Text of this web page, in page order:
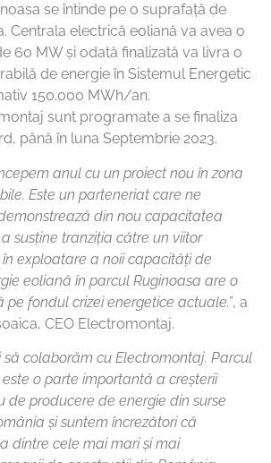
se întinde pe o suprafață de
Centrala electrică eoliană va avea o
60 MW și odată finalizată va livra o
de energie în Sistemul Energetic
150.000 MWh/an.
sunt programate a se finaliza
până în luna Septembrie 2023.
anul cu un proiect nou în zona
Este un parteneriat care ne
din nou capacitatea
susține tranziția către un viitor
exploatare a noii capacități de
eoliană în parcul Ruginoasa are o
fondul crizei energetice actuale.”, a
CEO Electromontaj.
să colaborăm cu Electromontaj. Parcul
o parte importantă a creșterii
de producere de energie din surse
și suntem încrezători că
dintre cele mai mari și mai